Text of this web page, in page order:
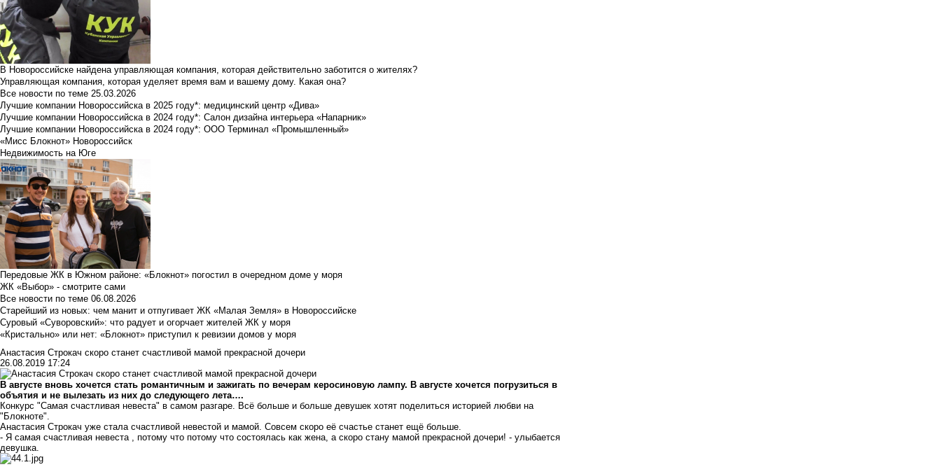
В Новороссийске найдена управляющая компания, которая действительно заботится о жителях?
Управляющая компания, которая уделяет время вам и вашему дому. Какая она?
Все новости по теме 25.03.2026
Лучшие компании Новороссийска в 2025 году*: медицинский центр «Дива»
Лучшие компании Новороссийска в 2024 году*: Салон дизайна интерьера «Напарник»
Лучшие компании Новороссийска в 2024 году*: ООО Терминал «Промышленный»
«Мисс Блокнот» Новороссийск
Недвижимость на Юге
Передовые ЖК в Южном районе: «Блокнот» погостил в очередном доме у моря
ЖК «Выбор» - смотрите сами
Все новости по теме 06.08.2026
Старейший из новых: чем манит и отпугивает ЖК «Малая Земля» в Новороссийске
Суровый «Суворовский»: что радует и огорчает жителей ЖК у моря
«Кристально» или нет: «Блокнот» приступил к ревизии домов у моря
Анастасия Строкач скоро станет счастливой мамой прекрасной дочери
26.08.2019 17:24
В августе вновь хочется стать романтичным и зажигать по вечерам керосиновую лампу. В августе хочется погрузиться в
объятия и не вылезать из них до следующего лета….
Конкурс "Самая счастливая невеста" в самом разгаре. Всё больше и больше девушек хотят поделиться историей любви на
"Блокноте".
Анастасия Строкач уже стала счастливой невестой и мамой. Совсем скоро её счастье станет ещё больше.
- Я самая счастливая невеста , потому что потому что состоялась как жена, а скоро стану мамой прекрасной дочери! - улыбается
девушка.